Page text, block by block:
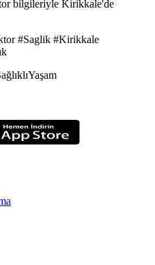
bilgileriyle Kirikkale'de
#Saglik #Kirikkale